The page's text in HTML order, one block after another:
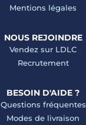
Mentions légales
NOUS REJOINDRE
Vendez sur LDLC
Recrutement
BESOIN D'AIDE ?
Questions fréquentes
Modes de livraison